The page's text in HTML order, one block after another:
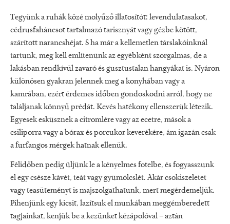
Tegyünk a ruhák közé molyűző illatosítót: levendulatasakot,
cédrusfaháncsot tartalmazó tarisznyát vagy gézbe kötött,
szárított narancshéjat. S ha már a kellemetlen társlakóinknál
tartunk, meg kell említenünk az egyébként szorgalmas, de a
lakásban rendkívül zavaró és gusztustalan hangyákat is. Nyáron
különösen gyakran jelennek meg a konyhában vagy a
kamrában, ezért érdemes időben gondoskodni arról, hogy ne
találjanak könnyű prédát. Kevés hatékony ellenszerük létezik.
Egyesek esküsznek a citromlére vagy az ecetre, mások a
csiliporra vagy a bórax és porcukor keverékére, ám igazán csak
a furfangos mérgek hatnak ellenük.
Félidőben pedig üljünk le a kényelmes fotelbe, és fogyasszunk
el egy csésze kávét, teát vagy gyümölcslét. Akár csokiszeletet
vagy teasüteményt is majszolgathatunk, mert megérdemeljük.
Pihenjünk egy kicsit, lazítsuk el munkában meggémberedett
tagjainkat, kenjük be a kezünket kézápolóval – aztán